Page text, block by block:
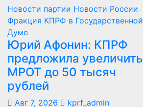
Новости партии Новости России
Фракция КПРФ в Государственной
Думе
Юрий Афонин: КПРФ
предложила увеличить
МРОТ до 50 тысяч
рублей
Авг 7, 2026 kprf_admin